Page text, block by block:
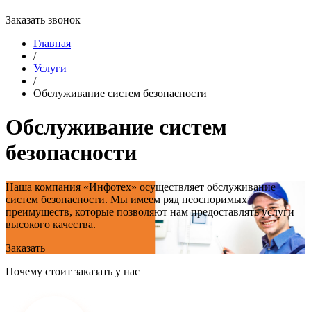
Заказать звонок
Главная
/
Услуги
/
Обслуживание систем безопасности
Обслуживание систем
безопасности
Наша компания «Инфотех» осуществляет обслуживание
систем безопасности. Мы имеем ряд неоспоримых
преимуществ, которые позволяют нам предоставлять услуги
высокого качества.
Заказать
Почему стоит заказать у нас